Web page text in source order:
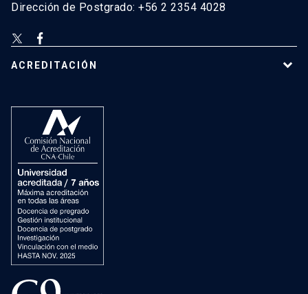
Dirección de Postgrado: +56 2 2354 4028
ACREDITACIÓN